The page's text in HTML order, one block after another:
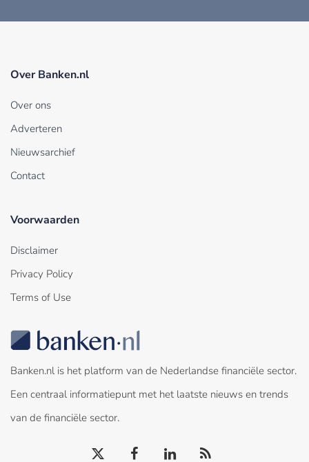
Over Banken.nl
Over ons
Adverteren
Nieuwsarchief
Contact
Voorwaarden
Disclaimer
Privacy Policy
Terms of Use
Banken.nl is het platform van de Nederlandse financiële sector.
Een centraal informatiepunt met het laatste nieuws en trends
van de financiële sector.